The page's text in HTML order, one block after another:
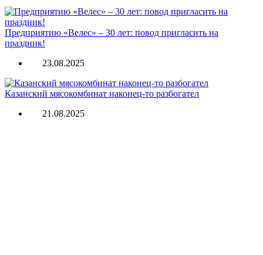
Предприятию «Велес» – 30 лет: повод пригласить на
праздник!
23.08.2025
Казанский мясокомбинат наконец-то разбогател
21.08.2025